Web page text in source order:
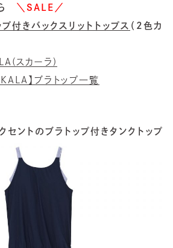
＼SALE／
プ付きバックスリットトップス （2色カ
スカーラ)
】ブラトップ一覧
セントのブラトップ付きタンクトップ